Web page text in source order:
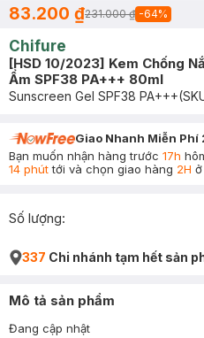
83.200 ₫231.000 ₫ -64%
Chifure
[HSD 10/2023] Kem Chống
Ẩm SPF38 PA+++ 80ml
Sunscreen Gel SPF38 PA+++
Giao Nhanh Miễn Phí
Bạn muốn nhận hàng trước 17h
14 phúttới và chọn giao hàng 2H
Số lượng:
337 Chi nhánh tạm hết sản
Mô tả sản phẩm
Đang cập nhật